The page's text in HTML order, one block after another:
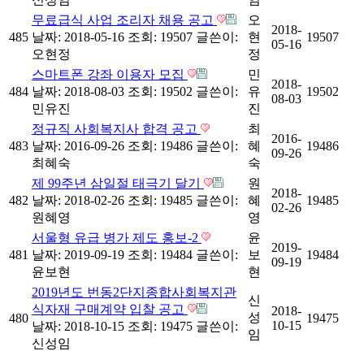
485
무료급식 사업 조리자 채용 공고
날짜: 2018-05-16 조회: 19507 글쓴이:
오현정
오
현
정
2018-
05-16
19507
484
스마트폰 강좌 이용자 모집
날짜: 2018-08-03 조회: 19502 글쓴이:
민유진
민
유
진
2018-
08-03
19502
483
정규직 사회복지사 합격 공고
날짜: 2016-09-26 조회: 19486 글쓴이:
최혜숙
최
혜
숙
2016-
09-26
19486
482
제 99주년 삼일절 태극기 달기
날짜: 2018-02-26 조회: 19485 글쓴이:
원혜영
원
혜
영
2018-
02-26
19485
481
서울형 유급 병가 제도 홍보-2
날짜: 2019-09-19 조회: 19484 글쓴이:
윤보현
윤
보
현
2019-
09-19
19484
480
2019년도 번동2단지종합사회복지관
식자재 구매계약 입찰 공고
날짜: 2018-10-15 조회: 19475 글쓴이:
신성임
신
성
임
2018-
10-15
19475